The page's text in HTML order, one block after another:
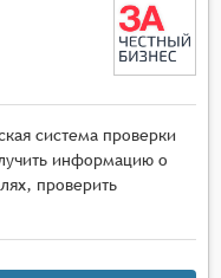
система проверки
информацию о
проверить